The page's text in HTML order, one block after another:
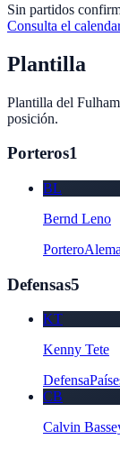
Sin partidos
Consulta el
Plantilla
Plantilla del Fulham
posición.
Porteros1
BL
Bernd Leno
Portero
Defensas5
KT
Kenny Tete
Defensa
CB
Calvin